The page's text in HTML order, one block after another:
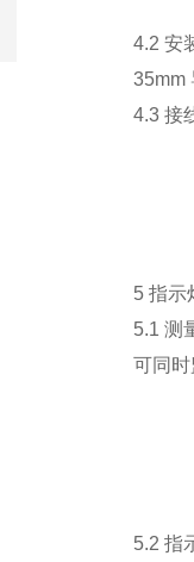
4.2 安
35mm 导
4.3 接
5 指示灯
5.1 测量
可同时监
5.2 指